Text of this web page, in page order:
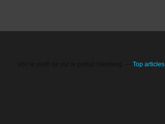
Top articles